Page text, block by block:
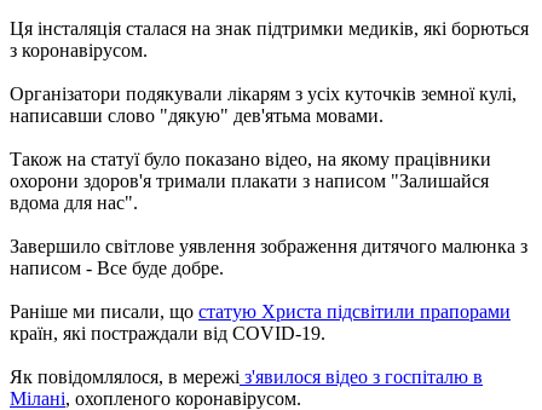
Ця інсталяція сталася на знак підтримки медиків, які борються
з коронавірусом.
Організатори подякували лікарям з усіх куточків земної кулі,
написавши слово "дякую" дев'ятьма мовами.
Також на статуї було показано відео, на якому працівники
охорони здоров'я тримали плакати з написом "Залишайся
вдома для нас".
Завершило світлове уявлення зображення дитячого малюнка з
написом - Все буде добре.
Раніше ми писали, що статую Христа підсвітили прапорами
країн, які постраждали від COVID-19.
Як повідомлялося, в мережі з'явилося відео з госпіталю в
Мілані, охопленого коронавірусом.